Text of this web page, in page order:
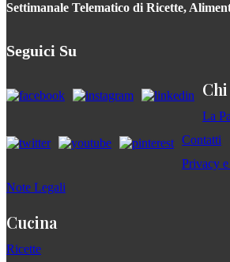
Settimanale Telematico di Ricette,
Seguici Su
La
Contatti
Privacy
Note Legali
Cucina
Ricette